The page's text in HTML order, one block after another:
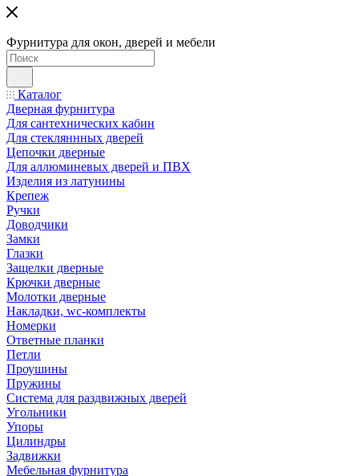
Фурнитура для окон, дверей и мебели
Каталог
Дверная фурнитура
Для сантехнических кабин
Для стекляннных дверей
Цепочки дверные
Для аллюминевых дверей и ПВХ
Изделия из латунины
Крепеж
Ручки
Доводчики
Замки
Глазки
Защелки дверные
Крючки дверные
Молотки дверные
Накладки, wc-комплекты
Номерки
Ответные планки
Петли
Проушины
Пружины
Система для раздвижных дверей
Угольники
Упоры
Цилиндры
Задвижки
Мебельная фурнитура